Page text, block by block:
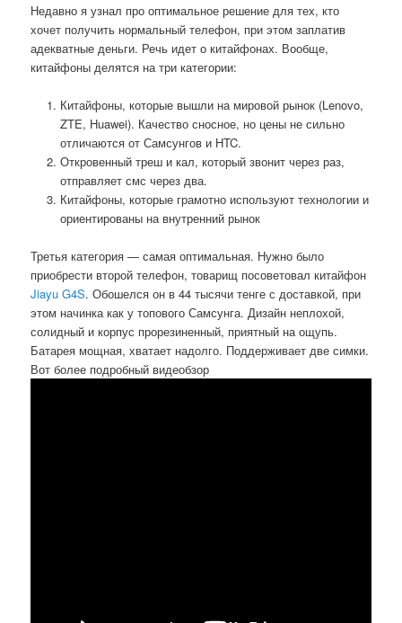
Недавно я узнал про оптимальное решение для тех, кто
хочет получить нормальный телефон, при этом заплатив
адекватные деньги. Речь идет о китайфонах. Вообще,
китайфоны делятся на три категории:
Китайфоны, которые вышли на мировой рынок (Lenovo,
ZTE, Huawei). Качество сносное, но цены не сильно
отличаются от Самсунгов и HTC.
Откровенный треш и кал, который звонит через раз,
отправляет смс через два.
Китайфоны, которые грамотно используют технологии и
ориентированы на внутренний рынок
Третья категория — самая оптимальная. Нужно было
приобрести второй телефон, товарищ посоветовал китайфон
Jiayu G4S. Обошелся он в 44 тысячи тенге с доставкой, при
этом начинка как у топового Самсунга. Дизайн неплохой,
солидный и корпус прорезиненный, приятный на ощупь.
Батарея мощная, хватает надолго. Поддерживает две симки.
Вот более подробный видеобзор